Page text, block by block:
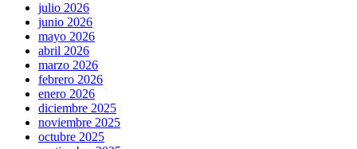
julio 2026
junio 2026
mayo 2026
abril 2026
marzo 2026
febrero 2026
enero 2026
diciembre 2025
noviembre 2025
octubre 2025